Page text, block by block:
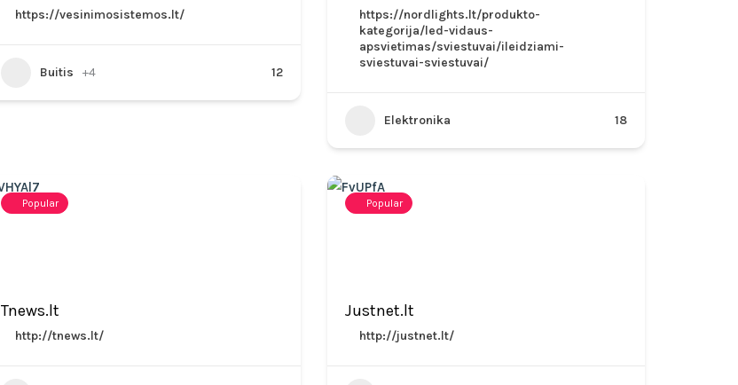
https://vesinimosistemos.lt/
Buitis +4 12
https://nordlights.lt/produkto-
kategorija/led-vidaus-
apsvietimas/sviestuvai/ileidziami-
sviestuvai-sviestuvai/
Elektronika 18
Popular
Tnews.lt
http://tnews.lt/
Popular
Justnet.lt
http://justnet.lt/